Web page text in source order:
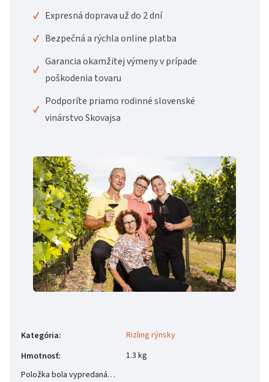
✓ Expresná doprava už do 2 dní
✓ Bezpečná a rýchla online platba
✓
Garancia okamžitej výmeny v prípade
poškodenia tovaru
✓
Podporíte priamo rodinné slovenské
vinárstvo Skovajsa
Kategória:
Rizling rýnsky
Hmotnosť:
1.3 kg
Položka bola vypredaná…